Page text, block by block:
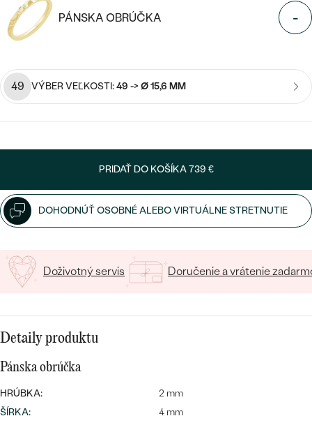
Najpredávanejšie
svadobné
obrúčky
PREZRIEŤ
DRAHOKAM
PODĽA MATERIÁLU
ZLATO
S DRAHOKAMAMI
S PERLAMI
PERSONALIZOVANÉ
SYMBOLICKÉ
PODĽA PRÍLEŽITOSTI
PODĽA TVARU DRAHOKAMU
NA MIERU
Najpredávanejšie
náušnice
PREZRIEŤ
CENOVO DOSTUPNÉ
Personalizované
LUXUSNÉ
Najpredávanejšie
prstene
PÁNSKA OBRÚČKA -
49 VÝBER VEĽKOSTI:49 -> Ø 15,6 MM
PRIDAŤ DO KOŠÍKA739 €
DOHODNÚŤ OSOBNÉ ALEBO VIRTUÁLNE STRETNUTIE
Doživotný servis Doručenie a vrátenie
Detaily produktu
Pánska obrúčka
HRÚBKA:
2 mm
ŠÍRKA:
4 mm